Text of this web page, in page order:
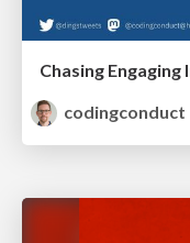
Chasing
codingconduct